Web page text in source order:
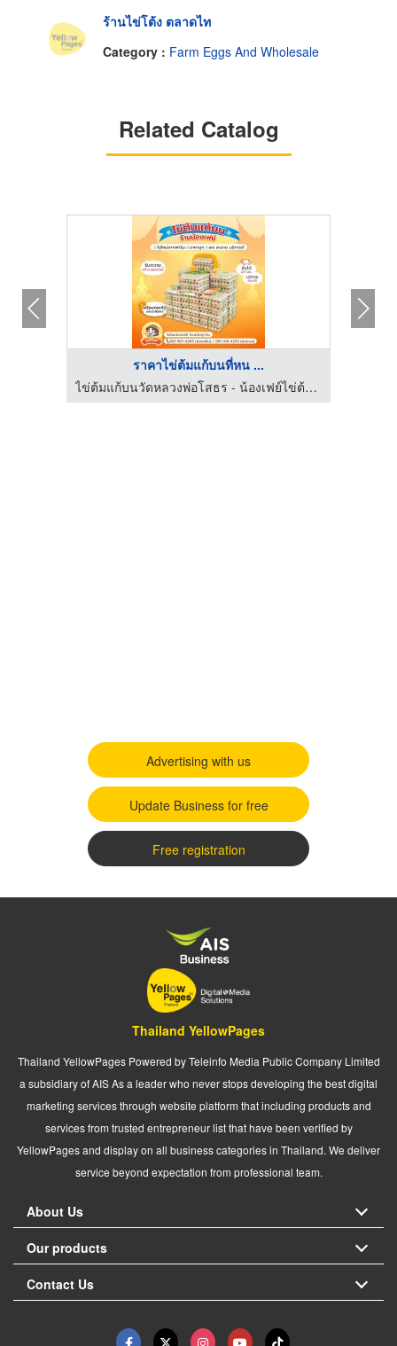
ร้านไข่โต้ง ตลาดไท
Category : Farm Eggs And Wholesale
Related Catalog
ราคาไข่ต้มแก้บนที่หน ...
ไข่ต้มแก้บนวัดหลวงพ่อโสธร - น้องเฟย์ไข่ต้ม ราคาถูก
Advertising with us
Update Business for free
Free registration
Thailand YellowPages
Thailand YellowPages Powered by Teleinfo Media Public Company Limited
a subsidiary of AIS As a leader who never stops developing the best digital
marketing services through website platform that including products and
services from trusted entrepreneur list that have been verified by
YellowPages and display on all business categories in Thailand. We deliver
service beyond expectation from professional team.
About Us
Our products
Contact Us